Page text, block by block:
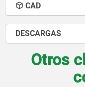
CAD
DESCARGAS
Otros